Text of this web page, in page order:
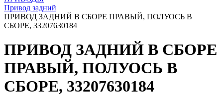
Привод задний
ПРИВОД ЗАДНИЙ В СБОРЕ ПРАВЫЙ, ПОЛУОСЬ В
СБОРЕ, 33207630184
ПРИВОД ЗАДНИЙ В СБОРЕ
ПРАВЫЙ, ПОЛУОСЬ В
СБОРЕ, 33207630184